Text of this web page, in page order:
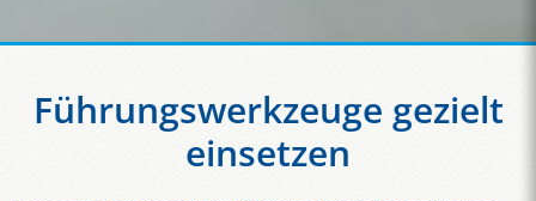
Führungswerkzeuge gezielt
einsetzen